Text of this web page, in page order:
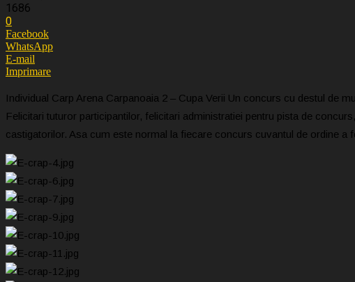
1686
0
Facebook
WhatsApp
E-mail
Imprimare
Individual Carp Arena Carpanoaia 2 – Cupa Verii Un concurs cu destul de
Felicitari tuturor participantilor, felicitari administratiei pentru pista de
castigatorilor. Asa cum este normal la fiecare concurs cuvantul de ordine a